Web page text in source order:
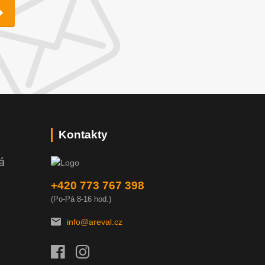
Kontakty
+420 773 767 398
(Po-Pá 8-16 hod.)
info@areval.cz